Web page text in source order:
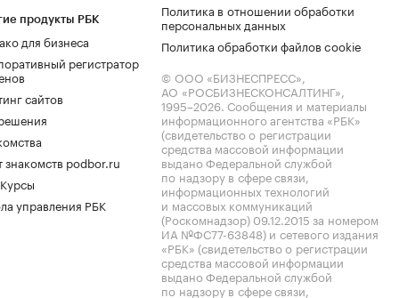
продукты РБК
для бизнеса
регистратор
сайтов
знакомств podbor.ru
управления РБК
Политика в отношении обработки
персональных данных
Политика обработки файлов cookie
© ООО «БИЗНЕСПРЕСС»,
АО «РОСБИЗНЕСКОНСАЛТИНГ»,
1995–2026. Сообщения и материалы
информационного агентства «РБК»
(свидетельство о регистрации
средства массовой информации
выдано Федеральной службой
по надзору в сфере связи,
информационных технологий
и массовых коммуникаций
(Роскомнадзор) 09.12.2015 за номером
ИА №ФС77-63848) и сетевого издания
«РБК» (свидетельство о регистрации
средства массовой информации
выдано Федеральной службой
по надзору в сфере связи,